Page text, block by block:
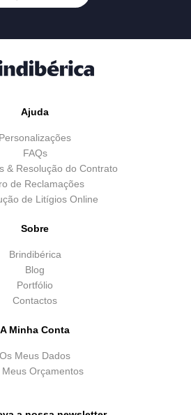
Ajuda
Personalizações
FAQs
& Resolução do Contrato
de Reclamações
de Litígios Online
Sobre
Brindibérica
Blog
Portfólio
Contactos
A Minha Conta
Os Meus Dados
Meus Orçamentos